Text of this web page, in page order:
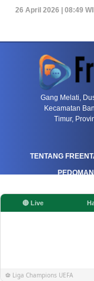
🔴 Live
⚽ Liga Champions UEFA
26 April 2026 | 08:49
Gang Melati,
Kecamatan
Timur,
TENTANG
KOREKSI &